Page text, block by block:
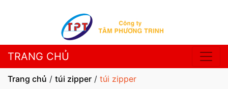
TRANG CHỦ
Trang chủ / túi zipper / túi zipper